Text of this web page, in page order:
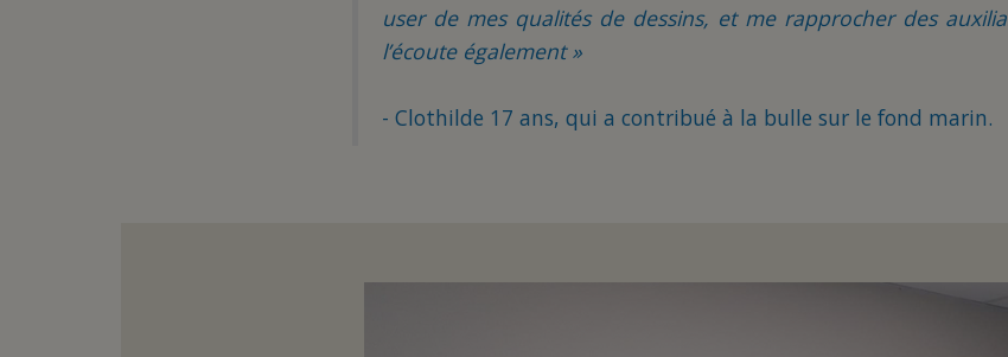
user de mes qualités de dessins, et me rapprocher des
l’écoute également »
- Clothilde 17 ans, qui a contribué à la bulle sur le fond marin.